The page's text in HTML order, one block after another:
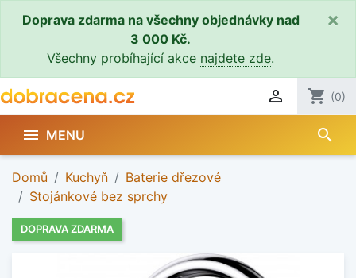
Doprava zdarma na všechny objednávky nad
3 000 Kč.
Všechny probíhající akce najdete zde.
×
 shopping_cart (0)
 MENU search
Domů Kuchyň
Baterie dřezové
Stojánkové bez sprchy
DOPRAVA ZDARMA